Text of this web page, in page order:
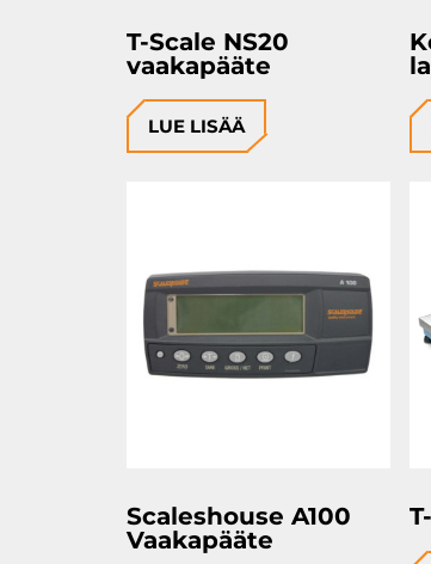
T-Scale NS20
vaakapääte
LUE LISÄÄ
Scaleshouse A100
Vaakapääte